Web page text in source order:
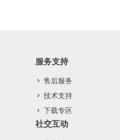
服务支持
售后服务
技术支持
下载专区
社交互动